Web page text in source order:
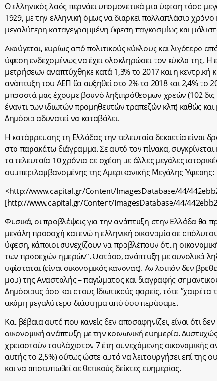
Ο ελληνικός λαός περνάει υπομονετικά μια ύφεση τόσο
1929, με την ελληνική όμως να διαρκεί πολλαπλάσιο χρόνο
μεγαλύτερη καταγεγραμμένη ύφεση παγκοσμίως και
Ακούγεται, κυρίως από πολιτικούς κύκλους και λιγότερο
ύφεση ενδεχομένως να έχει ολοκληρώσει τον κύκλο της. Η
μετρήσεων αναπτύχθηκε κατά 1,3% το 2017 και η κεντρική
ανάπτυξη του ΑΕΠ θα αυξηθεί στο 2% το 2018 και 2,4% το
μπροστά μας έχουμε βουνό ληξιπρόθεσμων χρεών (102 δις
έναντι των ιδιωτών προμηθευτών τραπεζών κλπ) καθώς
Δημόσιο αδυνατεί να καταβάλει.
Η κατάρρευσης τη Ελλάδας την τελευταία δεκαετία είναι
στο παρακάτω διάγραμμα. Σε αυτό τον πίνακα,
τα τελευταία 10 χρόνια σε σχέση με άλλες μεγάλες
συμπεριλαμβανομένης της Αμερικανικής Μεγάλης Ύφεσης:
<http://www.capital.gr/Content/ImagesDatabase/44/
[http://www.capital.gr/Content/ImagesDatabase/44/
Φυσικά, οι προβλέψεις για την ανάπτυξη στην Ελλάδα θα
μεγάλη προσοχή και ενώ η ελληνική οικονομία σε
ύφεση, κάποιοι συνεχίζουν να προβλέπουν ότι η
των προσεχών ημερών”. Ωστόσο, ανάπτυξη με συνολικά
υφίσταται (είναι οικονομικός κανόνας). Αν λοιπόν δεν
μου) της Αναστολής – παγώματος και διαγραφής
Δημόσιους όσο και στους Ιδιωτικούς φορείς, τότε ”χαιρέτα
ακόμη μεγαλύτερο διάστημα από όσο περάσαμε.
Και βέβαια αυτό που κανείς δεν αποσαφηνίζει, είναι ότι
οικονομική ανάπτυξη με την κοινωνική ευημερία.
χρειαστούν τουλάχιστον 7 έτη συνεχόμενης οικονομικής
αυτής το 2,5%) ούτως ώστε αυτό να λειτουργήσει επί της
και να αποτυπωθεί σε θετικούς δείκτες ευημερίας.